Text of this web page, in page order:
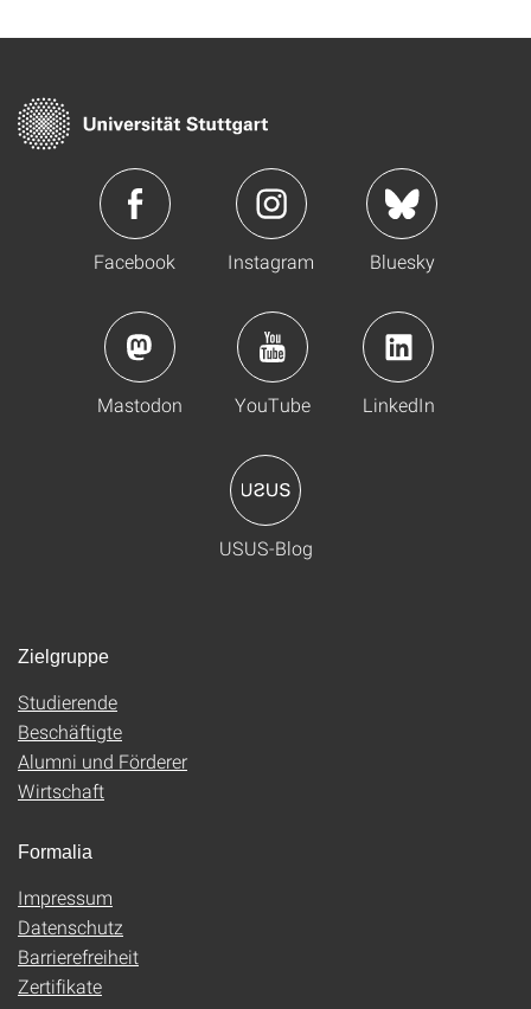
Facebook Instagram Bluesky
Mastodon YouTube LinkedIn
USUS-Blog
Zielgruppe
Studierende
Beschäftigte
Alumni und Förderer
Wirtschaft
Formalia
Impressum
Datenschutz
Barrierefreiheit
Zertifikate